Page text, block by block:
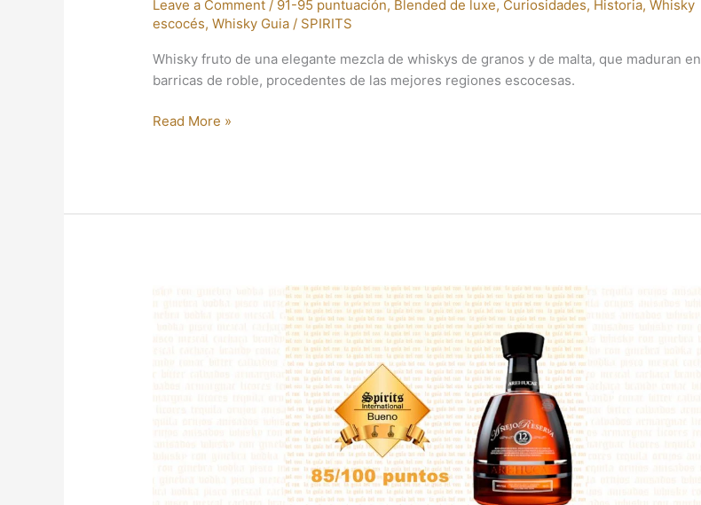
Leave a Comment / 91-95 puntuación, Blended de luxe, Curiosidades, Historia,Whisky
escocés,Whisky Guia / SPIRITS
Whisky fruto de una elegante mezcla de whiskys de granos y de malta, que maduran en
barricas de roble, procedentes de las mejores regiones escocesas.
Read More »